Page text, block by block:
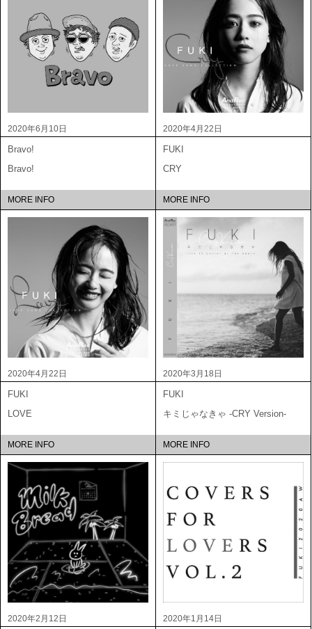
2020年6月10日
Bravo!
Bravo!
MORE INFO
2020年4月22日
FUKI
CRY
MORE INFO
2020年4月22日
FUKI
LOVE
MORE INFO
2020年3月18日
FUKI
キミじゃなきゃ -CRY Version-
MORE INFO
2020年2月12日 2020年1月14日